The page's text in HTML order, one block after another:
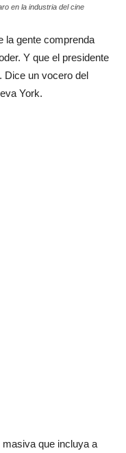
en la industria del cine
la gente comprenda
Y que el presidente
Dice un vocero del
York.
que incluya a